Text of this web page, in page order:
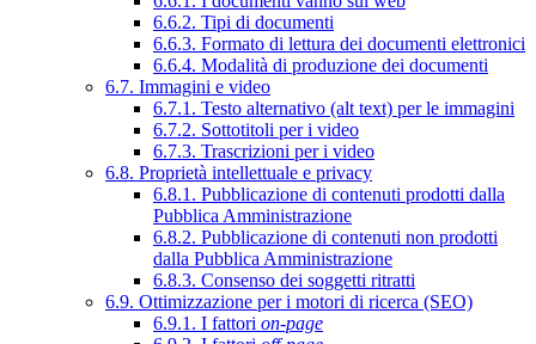
6.6.2. Tipi di documenti
6.6.3. Formato di lettura dei documenti elettronici
6.6.4. Modalità di produzione dei documenti
6.7. Immagini e video
6.7.1. Testo alternativo (alt text) per le immagini
6.7.2. Sottotitoli per i video
6.7.3. Trascrizioni per i video
6.8. Proprietà intellettuale e privacy
6.8.1. Pubblicazione di contenuti prodotti dalla
Pubblica Amministrazione
6.8.2. Pubblicazione di contenuti non prodotti
dalla Pubblica Amministrazione
6.8.3. Consenso dei soggetti ritratti
6.9. Ottimizzazione per i motori di ricerca (SEO)
6.9.1. I fattori on-page